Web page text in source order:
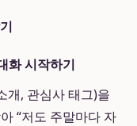
화 시작하기
개, 관심사 태그)을
“저도 주말마다 자